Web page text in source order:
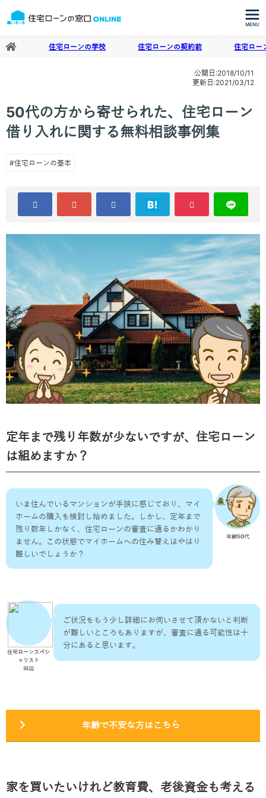
住宅ローンの学校 住宅ローンの契約前 住宅ロー
公開日:2018/10/11
更新日:2021/03/12
50代の方から寄せられた、住宅ローン
借り入れに関する無料相談事例集
#住宅ローンの基本
定年まで残り年数が少ないですが、住宅ローン
は組めますか？
年齢50代
いま住んでいるマンションが手狭に感じており、マイ
ホームの購入を検討し始めました。しかし、定年まで
残り数年しかなく、住宅ローンの審査に通るかわかり
ません。この状態でマイホームへの住み替えはやはり
難しいでしょうか？
住宅ローンスペシ
ャリスト
田辺
ご状況をもう少し詳細にお伺いさせて頂かないと判断
が難しいところもありますが、審査に通る可能性は十
分にあると思います。
年齢で不安な方はこちら
家を買いたいけれど教育費、老後資金も考える